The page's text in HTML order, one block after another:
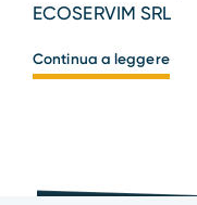
ECOSERVIM SRL
Continua a leggere